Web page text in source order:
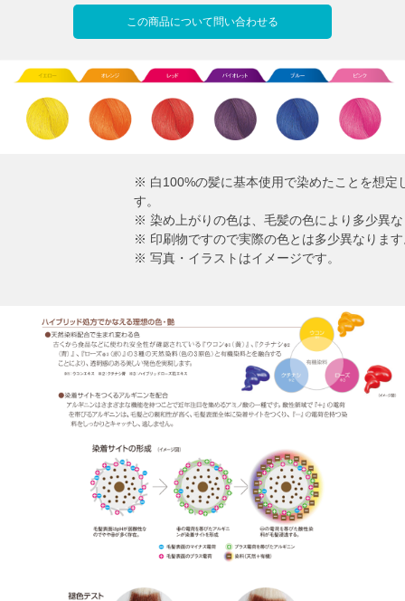
この商品について問い合わせる
※ 白100%の髪に基本使用で染めたことを想定
す。
※ 染め上がりの色は、毛髪の色により多少異
※ 印刷物ですので実際の色とは多少異なりま
※ 写真・イラストはイメージです。